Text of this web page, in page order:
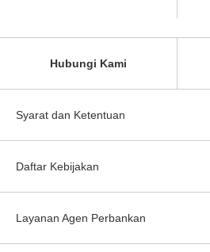
Hubungi Kami
Syarat dan Ketentuan
Daftar Kebijakan
Layanan Agen Perbankan